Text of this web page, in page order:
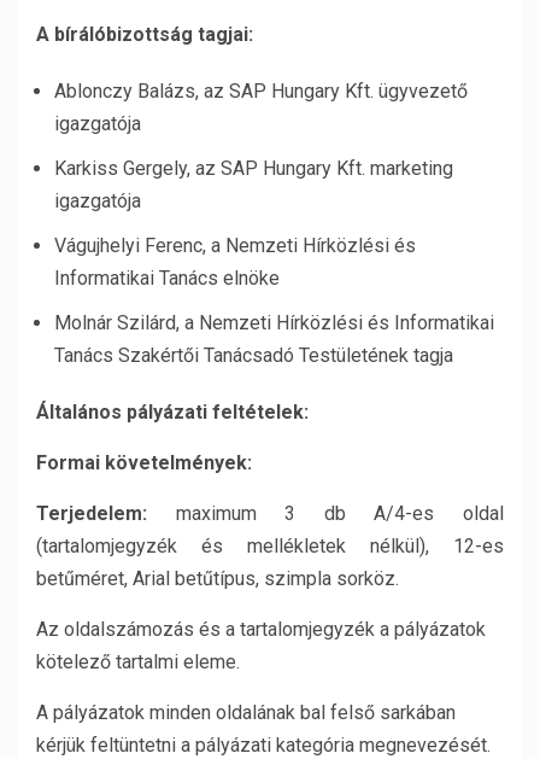
A bírálóbizottság tagjai:
Ablonczy Balázs, az SAP Hungary Kft. ügyvezető
igazgatója
Karkiss Gergely, az SAP Hungary Kft. marketing
igazgatója
Vágujhelyi Ferenc, a Nemzeti Hírközlési és
Informatikai Tanács elnöke
Molnár Szilárd, a Nemzeti Hírközlési és Informatikai
Tanács Szakértői Tanácsadó Testületének tagja
Általános pályázati feltételek:
Formai követelmények:
Terjedelem: maximum 3 db A/4-es oldal
(tartalomjegyzék és mellékletek nélkül), 12-es
betűméret, Arial betűtípus, szimpla sorköz.
Az oldalszámozás és a tartalomjegyzék a pályázatok
kötelező tartalmi eleme.
A pályázatok minden oldalának bal felső sarkában
kérjük feltüntetni a pályázati kategória megnevezését.